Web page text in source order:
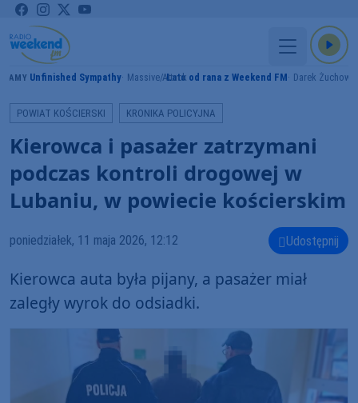
Unfinished Sympathy Massive AttackLato od rana z Weekend FM Darek
POWIAT KOŚCIERSKI KRONIKA POLICYJNA
Kierowca i pasażer zatrzymani
podczas kontroli drogowej w
Lubaniu, w powiecie kościerskim
poniedziałek, 11 maja 2026, 12:12 Udostępnij
Kierowca auta była pijany, a pasażer miał
zaległy wyrok do odsiadki.